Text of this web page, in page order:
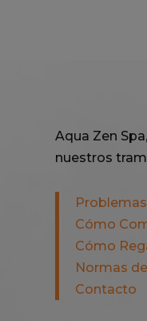
Aqua Zen
nuestros
Cómo
Cómo
Normas
Contacto